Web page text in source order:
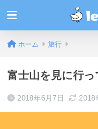
ホーム 旅行
富士山を見に行
2018年6月7日 2018